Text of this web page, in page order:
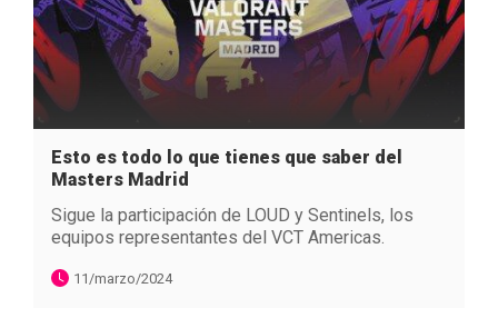
Esto es todo lo que tienes que saber del
Masters Madrid
Sigue la participación de LOUD y Sentinels, los
equipos representantes del VCT Americas.
11/marzo/2024